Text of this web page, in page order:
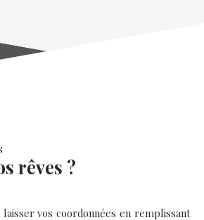
rêves ?
vos coordonnées en remplissant